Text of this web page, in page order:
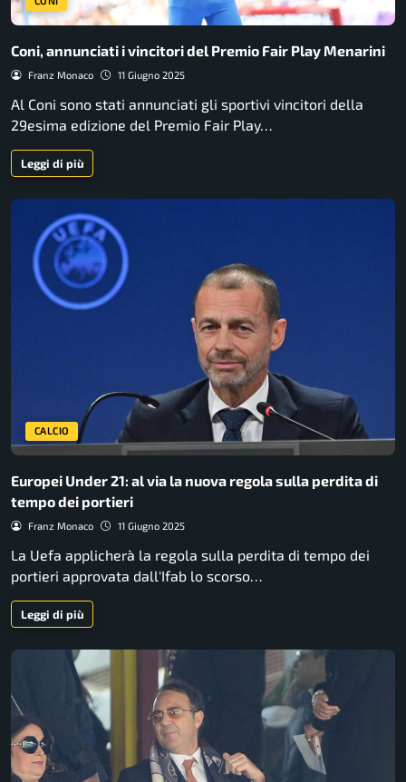
Coni, annunciati i vincitori del Premio Fair Play Menarini
Franz Monaco 11 Giugno 2025
Al Coni sono stati annunciati gli sportivi vincitori della
29esima edizione del Premio Fair Play…
Leggi di più
CALCIO
Europei Under 21: al via la nuova regola sulla perdita di
tempo dei portieri
Franz Monaco 11 Giugno 2025
La Uefa applicherà la regola sulla perdita di tempo dei
portieri approvata dall'Ifab lo scorso…
Leggi di più